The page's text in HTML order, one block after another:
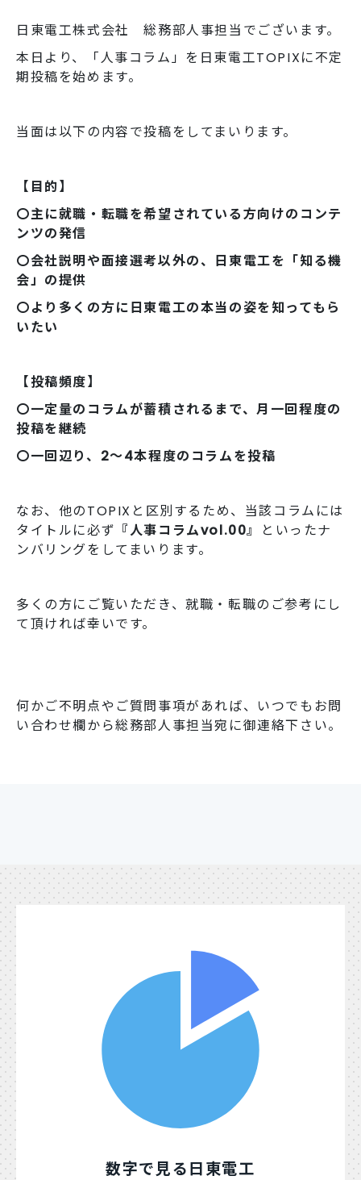
日東電工株式会社 総務部人事担当でございます。
本日より、「人事コラム」を日東電工TOPIXに不定
期投稿を始めます。
当面は以下の内容で投稿をしてまいります。
【目的】
〇主に就職・転職を希望されている方向けのコンテ
ンツの発信
〇会社説明や面接選考以外の、日東電工を「知る機
会」の提供
〇より多くの方に日東電工の本当の姿を知ってもら
いたい
【投稿頻度】
〇一定量のコラムが蓄積されるまで、月一回程度の
投稿を継続
〇一回辺り、2～4本程度のコラムを投稿
なお、他のTOPIXと区別するため、当該コラムには
タイトルに必ず 『人事コラムvol.00』
といったナ
ンバリングをしてまいります。
多くの方にご覧いただき、就職・転職のご参考にし
て頂ければ幸いです。
何かご不明点やご質問事項があれば、いつでもお問
い合わせ欄から総務部人事担当宛に御連絡下さい。
数字で見る日東電工